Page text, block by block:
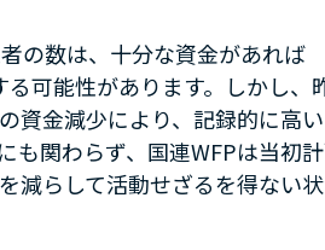
の数は、十分な資金があれば
る可能性があります。しかし、
資金減少により、記録的に高
も関わらず、国連WFPは当初
減らして活動せざるを得ない